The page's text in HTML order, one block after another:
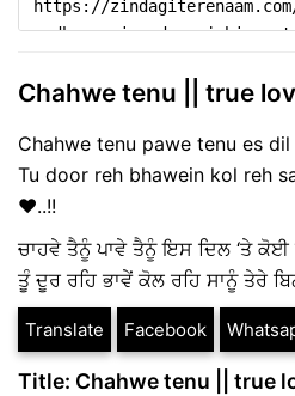
Chahwe tenu || true
Chahwe tenu pawe tenu es
Tu door reh bhawein kol reh
❤️..!!
ਚਾਹਵੇ ਤੈਨੂੰ ਪਾਵੇ ਤੈਨੂੰ ਇਸ ਦਿਲ ‘ਤੇ ਕੋਈ
ਤੂੰ ਦੂਰ ਰਹਿ ਭਾਵੇਂ ਕੋਲ ਰਹਿ ਸਾਨੂੰ ਤੇਰੇ
Translate Facebook
Title: Chahwe tenu || true